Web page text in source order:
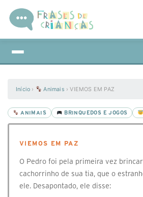
Início › Animais ›VIEMOS EM PAZ
ANIMAIS BRINQUEDOS E JOGOS
VIEMOS EM PAZ
O Pedro foi pela primeira vez
cachorrinho de sua tia, que o
ele. Desapontado, ele disse: